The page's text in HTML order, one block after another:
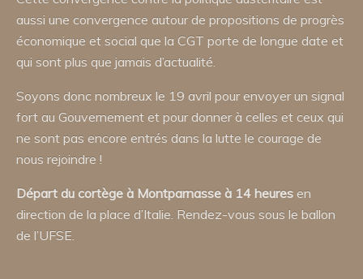
aussi une convergence autour de propositions de progrès
économique et social que la CGT porte de longue date et
qui sont plus que jamais d’actualité.
Soyons donc nombreux le 19 avril pour envoyer un signal
fort au Gouvernement et pour donner à celles et ceux qui
ne sont pas encore entrés dans la lutte le courage de
nous rejoindre !
Départ du cortège à Montparnasse à 14 heures en
direction de la place d’Italie. Rendez-vous sous le ballon
de l’UFSE.